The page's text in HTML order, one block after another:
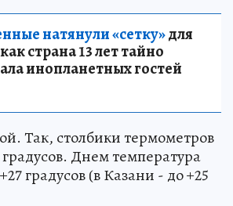
натянули «сетку»для
страна 13 лет тайно
инопланетных гостей
Так, столбики термометров
Днем температура
градусов (в Казани - до +25